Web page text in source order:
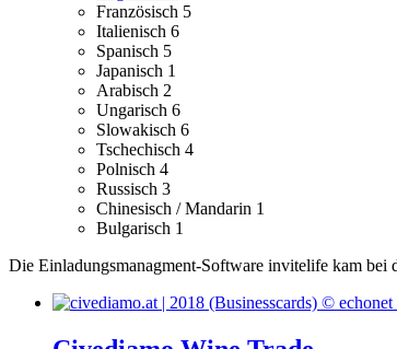
Französisch 5
Italienisch 6
Spanisch 5
Japanisch 1
Arabisch 2
Ungarisch 6
Slowakisch 6
Tschechisch 4
Polnisch 4
Russisch 3
Chinesisch / Mandarin 1
Bulgarisch 1
Die Einladungsmanagment-Software invitelife kam bei